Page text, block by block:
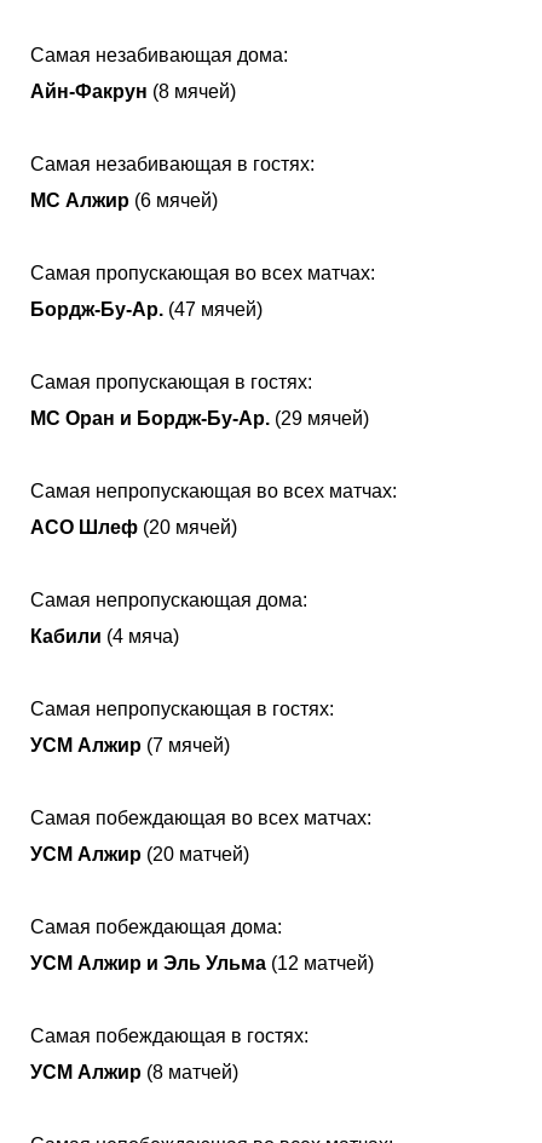
Самая незабивающая дома:
Айн-Факрун (8 мячей)
Самая незабивающая в гостях:
МС Алжир (6 мячей)
Самая пропускающая во всех матчах:
Бордж-Бу-Ар. (47 мячей)
Самая пропускающая в гостях:
МС Оран и Бордж-Бу-Ар. (29 мячей)
Самая непропускающая во всех матчах:
АСО Шлеф (20 мячей)
Самая непропускающая дома:
Кабили (4 мяча)
Самая непропускающая в гостях:
УСМ Алжир (7 мячей)
Самая побеждающая во всех матчах:
УСМ Алжир (20 матчей)
Самая побеждающая дома:
УСМ Алжир и Эль Ульма (12 матчей)
Самая побеждающая в гостях:
УСМ Алжир (8 матчей)